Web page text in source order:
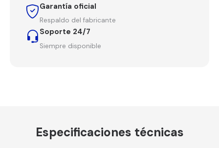
Garantía oficial
Respaldo del fabricante
Soporte 24/7
Siempre disponible
Especificaciones técnicas